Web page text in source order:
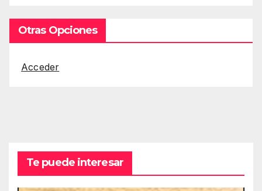
Otras Opciones
Acceder
Te puede interesar